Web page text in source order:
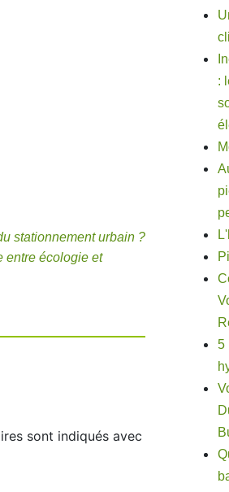
stationnement urbain ?
entre écologie et
sont indiqués avec
:
5